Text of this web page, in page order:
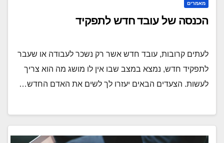
מאמרים
הכנסה של עובד חדש לתפקיד
לעתים קרובות, עובד חדש אשר רק נשכר לעבודה או שעבר
לתפקיד חדש, נמצא במצב שבו אין לו מושג מה הוא צריך
לעשות. הצעדים הבאים יעזרו לך לשים את האדם החדש…